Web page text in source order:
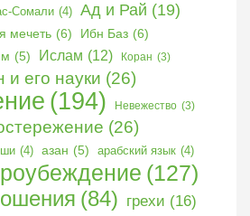
Сомали (4) Ад и Рай (19)
мечеть (6) Ибн Баз (6)
(5) Ислам (12) Коран (3)
и его науки (26)
(194) Невежество (3)
(26)
(4) азан (5) арабский язык (4)
(127)
(84) грехи (16)